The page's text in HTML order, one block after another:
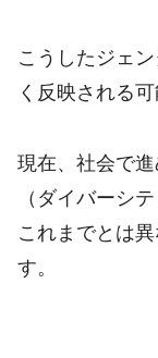
こうしたジェ
く反映される
現在、社会で
（ダイバーシ
これまでとは
す。